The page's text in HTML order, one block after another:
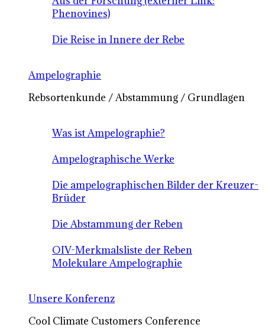
Phenovines)
Die Reise in Innere der Rebe
Ampelographie
Rebsortenkunde / Abstammung / Grundlagen
Was ist Ampelographie?
Ampelographische Werke
Die ampelographischen Bilder der Kreuzer-
Brüder
Die Abstammung der Reben
OIV-Merkmalsliste der Reben
Molekulare Ampelographie
Unsere Konferenz
Cool Climate Customers Conference